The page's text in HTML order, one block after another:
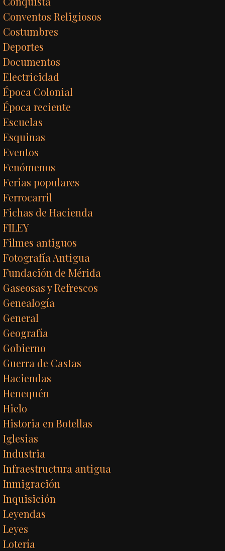
Conventos Religiosos
Costumbres
Deportes
Documentos
Electricidad
Época Colonial
Época reciente
Escuelas
Esquinas
Eventos
Fenómenos
Ferias populares
Ferrocarril
Fichas de Hacienda
FILEY
Filmes antiguos
Fotografía Antigua
Fundación de Mérida
Gaseosas y Refrescos
Genealogía
General
Geografía
Gobierno
Guerra de Castas
Haciendas
Henequén
Hielo
Historia en Botellas
Iglesias
Industria
Infraestructura antigua
Inmigración
Inquisición
Leyendas
Leyes
Lotería